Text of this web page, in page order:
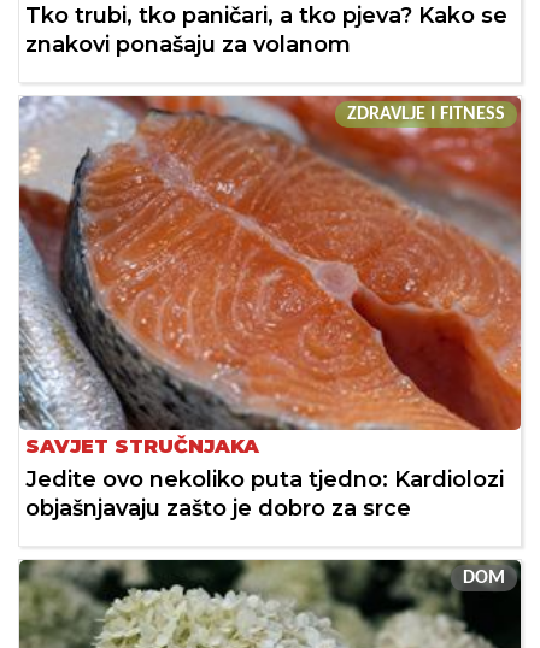
Tko trubi, tko paničari, a tko pjeva? Kako se
znakovi ponašaju za volanom
ZDRAVLJE I FITNESS
SAVJET STRUČNJAKA
Jedite ovo nekoliko puta tjedno: Kardiolozi
objašnjavaju zašto je dobro za srce
DOM